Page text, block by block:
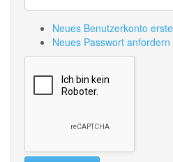
Neues Benutzerkonto
Neues Passwort anfordern